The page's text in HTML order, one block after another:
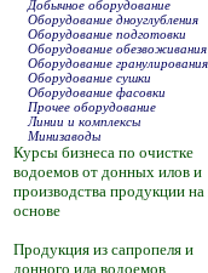
Добычное оборудование
Оборудование дноуглубления
Оборудование подготовки
Оборудование обезвоживания
Оборудование гранулирования
Оборудование сушки
Оборудование фасовки
Прочее оборудование
Линии и комплексы
Минизаводы
Курсы бизнеса по очистке
водоемов от донных илов и
производства продукции на
основе
Продукция из сапропеля и
донного ила водоемов